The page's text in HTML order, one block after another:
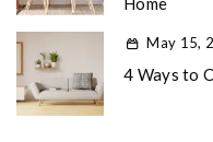
May 15,
4 Ways to